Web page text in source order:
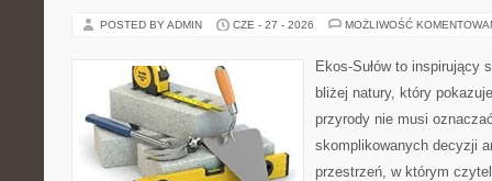
POSTED BY ADMIN CZE - 27 - 2026 MOŻLIWOŚĆ
Ekos-Sułów to inspirujący
bliżej natury, który
przyrody nie musi
skomplikowanych decyzji
przestrzeń, w którym